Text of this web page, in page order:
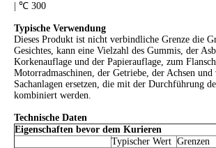
| ℃ 300
Typische Verwendung
Dieses Produkt ist nicht verbindliche Grenze die
Gesichtes, kann eine Vielzahl des Gummis, der
Korkenauflage und der Papierauflage, zum
Motorradmaschinen, der Getriebe, der Achsen und
Sachanlagen ersetzen, die mit der Durchführung
kombiniert werden.
Technische Daten
Eigenschaften bevor dem Kurieren
Typischer Wert Grenzen